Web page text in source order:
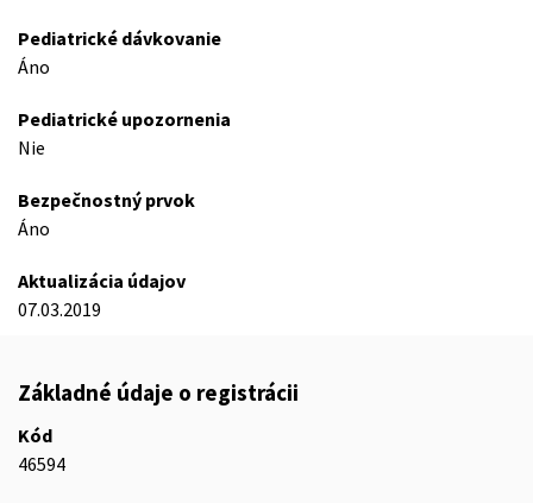
Pediatrické dávkovanie
Áno
Pediatrické upozornenia
Nie
Bezpečnostný prvok
Áno
Aktualizácia údajov
07.03.2019
Základné údaje o registrácii
Kód
46594